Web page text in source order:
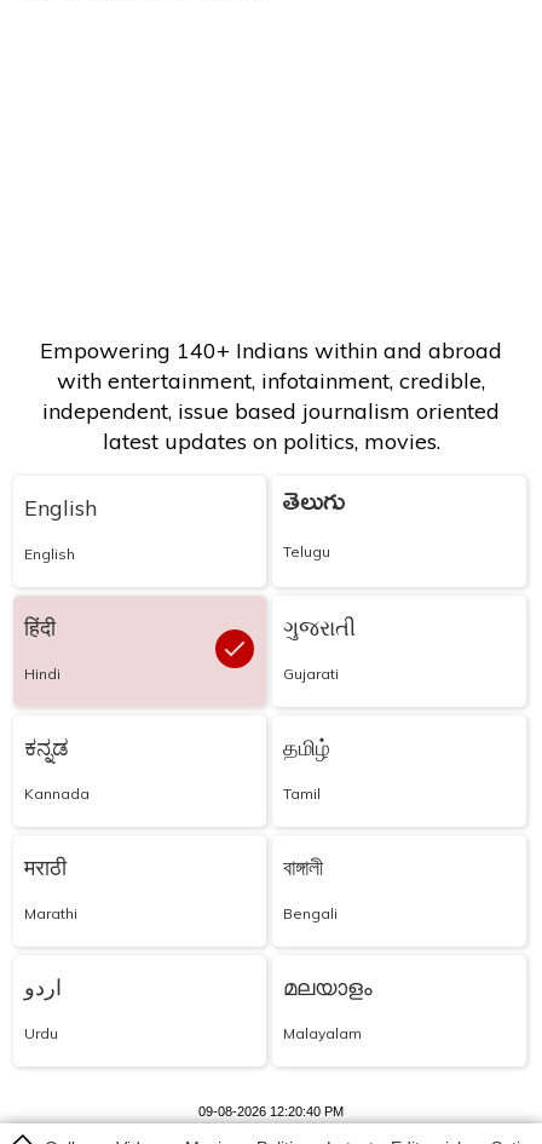
Empowering 140+ Indians within and abroad
with entertainment, infotainment, credible,
independent, issue based journalism oriented
latest updates on politics, movies.
English
English
తెలుగు
Telugu
हिंदी
Hindi
ગુજરાતી
Gujarati
ಕನ್ನಡ
Kannada
தமிழ்
Tamil
मराठी
Marathi
বাঙ্গালী
Bengali
اردو
Urdu
മലയാളം
Malayalam
09-08-2026 12:20:40 PM